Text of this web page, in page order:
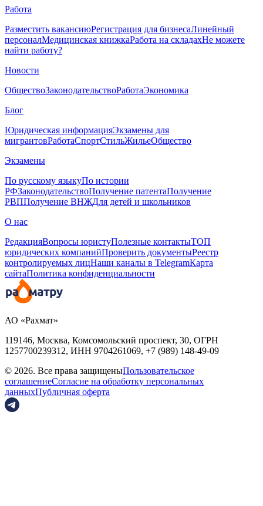
Работа
Разместить вакансиюРегистрация для бизнесаЛинейный
персоналМедицинская книжкаРабота на складахНе можете
найти работу?
Новости
ОбществоЗаконодательствоРаботаЭкономика
Блог
Юридическая информацияЭкзамены для
мигрантовРаботаСпортСтильЖильеОбщество
Экзамены
По русскому языкуПо истории
РФЗаконодательствоПолучение патентаПолучение
РВППолучение ВНЖДля детей и школьников
О нас
РедакцияВопросы юристуПолезные контактыТОП
юридических компанийПроверить документыРеестр
контролируемых лицНаши каналы в TelegramКарта
сайтаПолитика конфиденциальности
АО «Рахмат»
119146, Москва, Комсомольский проспект, 30, ОГРН
1257700239312, ИНН 9704261069, +7 (989) 148-49-09
© 2026. Все права защищеныПользовательское
соглашениеСогласие на обработку персональных
данныхПубличная оферта